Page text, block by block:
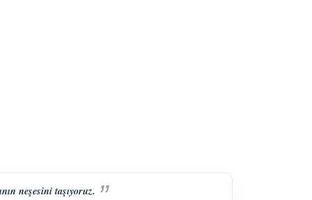
neşesini taşıyoruz.